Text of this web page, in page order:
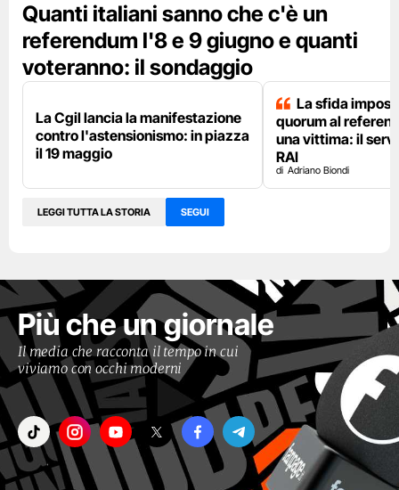
Quanti italiani sanno che c'è un
referendum l'8 e 9 giugno e quanti
voteranno: il sondaggio
La Cgil lancia la manifestazione
contro l'astensionismo: in piazza
il 19 maggio
La sfida
quorum al
una vittima: il
RAI
Adriano Biondi
LEGGI TUTTA LA STORIA SEGUI
Più che un giornale
Il media che racconta il tempo in cui
viviamo con occhi moderni